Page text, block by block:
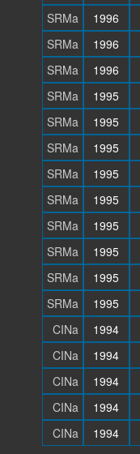
SRMa
1996
SRMa
1996
SRMa
1996
SRMa
1995
SRMa
1995
SRMa
1995
SRMa
1995
SRMa
1995
SRMa
1995
SRMa
1995
SRMa
1995
SRMa
1995
CINa
1994
CINa
1994
CINa
1994
CINa
1994
CINa
1994